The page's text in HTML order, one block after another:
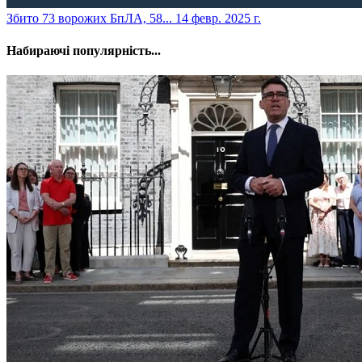
​Збито 73 ворожих БпЛА, 58... 14 февр. 2025 г.
Набираючі популярність...